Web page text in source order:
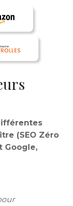
(SEO Zéro
Google,